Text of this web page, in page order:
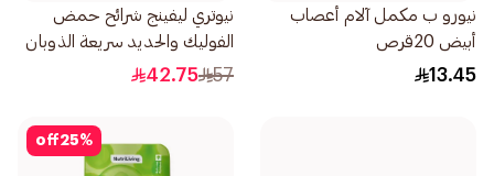
نيورو ب مكمل آلام أعصاب
أبيض 20قرص
13.45
نيوتري ليفينج شرائح حمض
الفوليك والحديد سريعة الذوبان
بالفم 30قطعة
57
42.75
25%
off